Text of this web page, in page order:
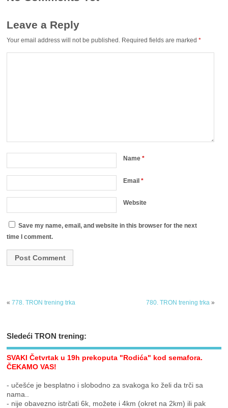
Leave a Reply
Your email address will not be published. Required fields are marked*
Name*
Email*
Website
Save my name, email, and website in this browser for the next
time I comment.
«778. TRON trening trka 780. TRON trening trka»
Sledeći TRON trening:
SVAKI Četvrtak u 19h prekoputa "Rodića" kod semafora.
ČEKAMO VAS!
- učešće je besplatno i slobodno za svakoga ko želi da trči sa
nama..
- nije obavezno istrčati 6k, možete i 4km (okret na 2km) ili pak